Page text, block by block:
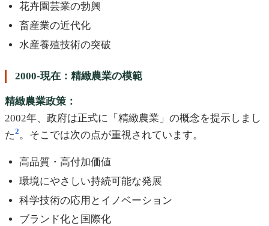
花卉園芸業の勃興
畜産業の近代化
水産養殖技術の突破
2000-現在：精緻農業の模範
精緻農業政策：
2002年、政府は正式に「精緻農業」の概念を提示しまし
た2 。そこでは次の点が重視されています。
高品質・高付加価値
環境にやさしい持続可能な発展
科学技術の応用とイノベーション
ブランド化と国際化